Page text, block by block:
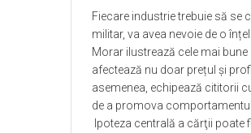
Fiecare industrie trebuie să
militar, va avea nevoie de o
Morar ilustrează cele mai
afectează nu doar prețul și
asemenea, echipează cititorii
de a promova
Ipoteza centrală a cărţii